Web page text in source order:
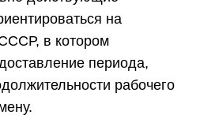
на
в котором
периода,
рабочего